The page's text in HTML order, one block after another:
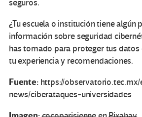
seguros.
¿Tu escuela o institución tiene algún
información sobre seguridad
has tomado para proteger tus datos
tu experiencia y recomendaciones.
Fuente:https://observatorio.tec.mx/
news/ciberataques-universidades